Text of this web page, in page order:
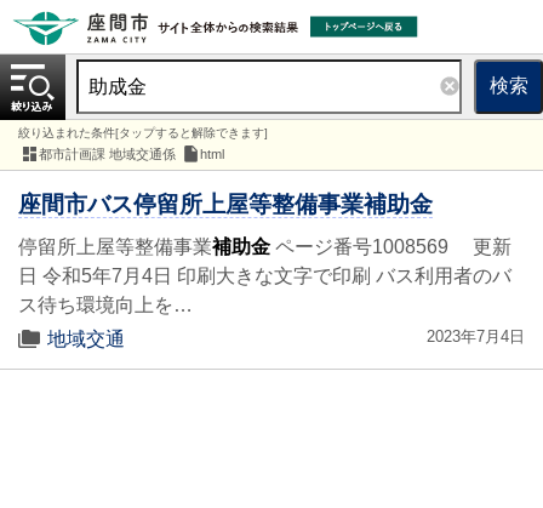
検索
絞り込まれた条件[タップすると解除できます]
都市計画課 地域交通係 html
座間市バス停留所上屋等整備事業補助金
停留所上屋等整備事業補助金 ページ番号1008569 更新
日 令和5年7月4日 印刷大きな文字で印刷 バス利用者のバ
ス待ち環境向上を…
地域交通
2023年7月4日